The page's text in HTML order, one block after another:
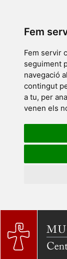
Fem
Fem servir
seguiment
navegació
contingut
a tu, per
venen els